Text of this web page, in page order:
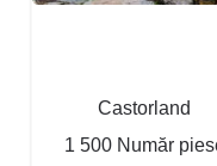
Castorland
1 500 Număr